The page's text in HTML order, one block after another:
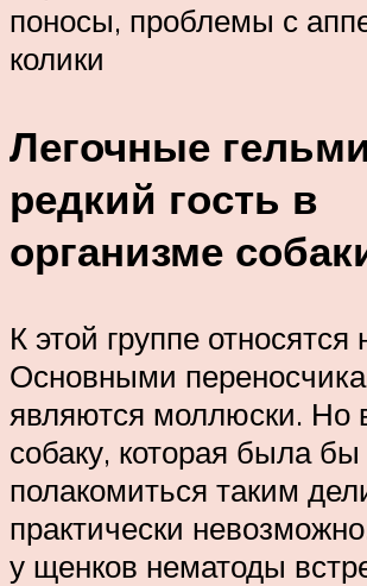
поносы, проблемы с
колики
Легочные
редкий гость в
организме
К этой группе
Основными
являются моллюски. Но
собаку, которая была бы
полакомиться таким
практически
у щенков нематоды